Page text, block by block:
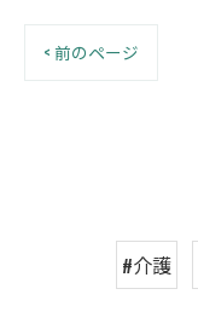
< 前のページ
#介護